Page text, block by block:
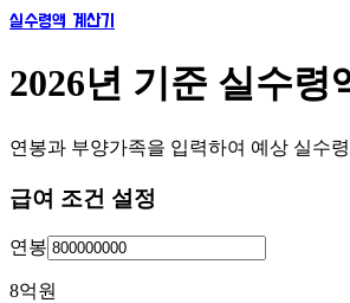
실수령액 계산기
2026년 기준 실수령
연봉과 부양가족을 입력하여 예상 실수
급여 조건 설정
연봉
8억원